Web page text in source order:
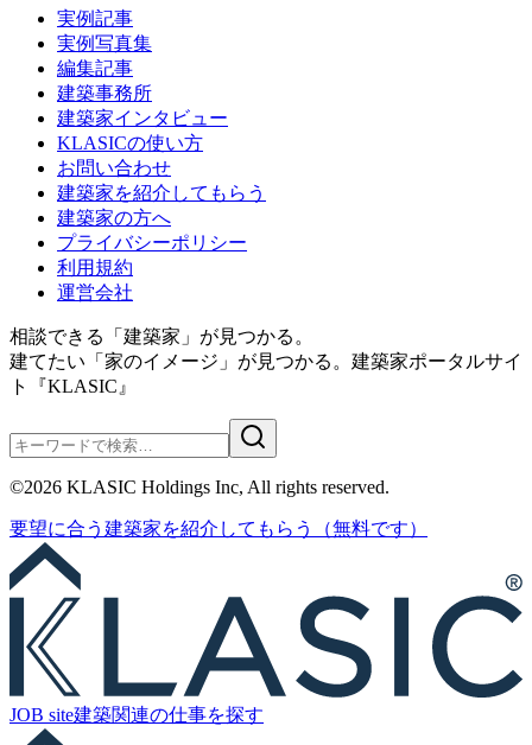
実例記事
実例写真集
編集記事
建築事務所
建築家インタビュー
KLASICの使い方
お問い合わせ
建築家を紹介してもらう
建築家の方へ
プライバシーポリシー
利用規約
運営会社
相談できる「建築家」が見つかる。
建てたい「家のイメージ」が見つかる。 建築家ポータルサイ
ト『KLASIC』
©2026 KLASIC Holdings Inc, All rights reserved.
要望に合う 建築家を紹介 してもらう （無料です）
JOB site建築関連の仕事を探す